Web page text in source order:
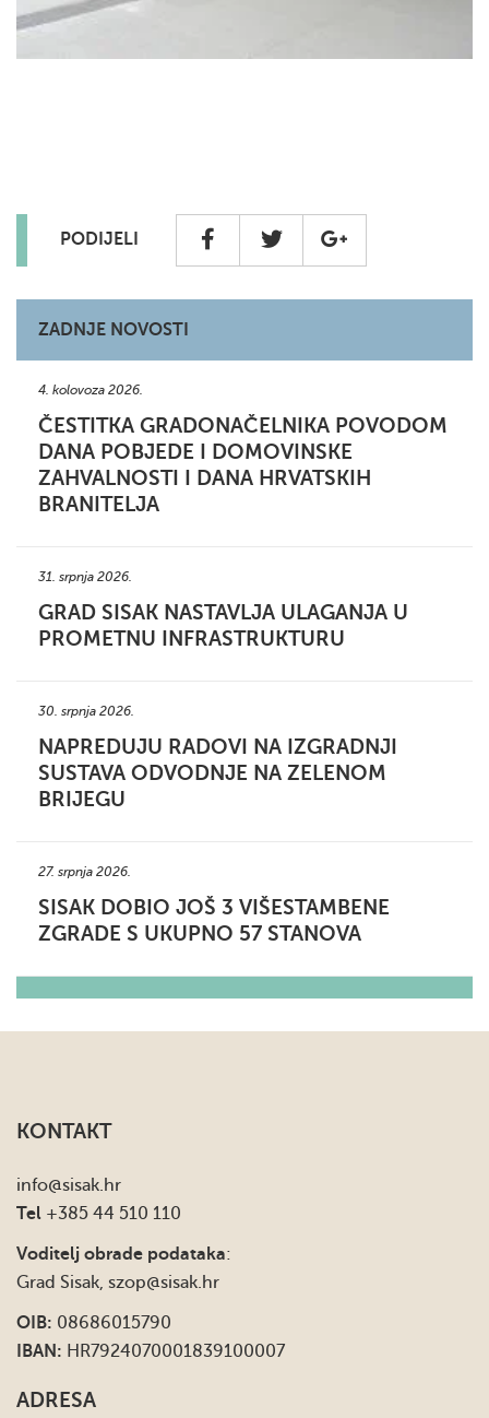
PODIJELI
ZADNJE NOVOSTI
4. kolovoza 2026.
ČESTITKA GRADONAČELNIKA POVODOM
DANA POBJEDE I DOMOVINSKE
ZAHVALNOSTI I DANA HRVATSKIH
BRANITELJA
31. srpnja 2026.
GRAD SISAK NASTAVLJA ULAGANJA U
PROMETNU INFRASTRUKTURU
30. srpnja 2026.
NAPREDUJU RADOVI NA IZGRADNJI
SUSTAVA ODVODNJE NA ZELENOM
BRIJEGU
27. srpnja 2026.
SISAK DOBIO JOŠ 3 VIŠESTAMBENE
ZGRADE S UKUPNO 57 STANOVA
KONTAKT
info@sisak.hr
Tel +385 44 510 110
Voditelj obrade podataka:
Grad Sisak, szop@sisak.hr
OIB: 08686015790
IBAN: HR7924070001839100007
ADRESA